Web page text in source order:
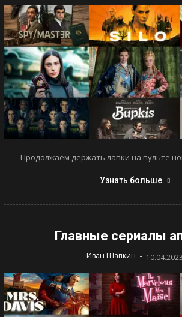
Продолжаем держать лапки на пульте
Узнать больше
Главные сериалы
Иван Шапкин - 10.04.2023